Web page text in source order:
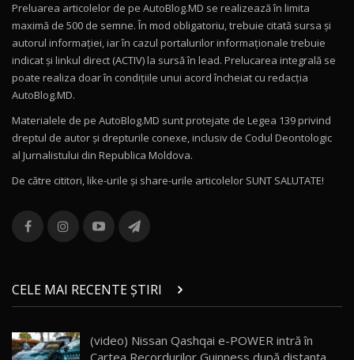
Mercedes-AMG E 53 HYBRID 4MATIC+ / Test
Drive AutoBlog.MD
16:27
11
Noul Volvo ES90 / Test Drive AutoBlog.MD
12
Noul MG HS / Test Drive AutoBlog.MD
16:48
13
combină aventura cu luxul / AutoBlog.MD
36:08
chinez care face lumea să se întoarcă după el
/ AutoBlog.MD
17:27
15 14:37
Preluarea articolelor de pe AutoBlog.MD se realizează în limita
maximă de 500 de semne. În mod obligatoriu, trebuie citată sursa și
autorul informației, iar în cazul portalurilor informaționale trebuie
indicat și linkul direct (ACTIV) la sursă în lead. Prelucarea integrală se
poate realiza doar în condițiile unui acord încheiat cu redacţia
AutoBlog.MD.
Materialele de pe AutoBlog.MD sunt protejate de Legea 139 privind
dreptul de autor și drepturile conexe, inclusiv de Codul Deontologic
al Jurnalistului din Republica Moldova.
De către cititori, like-urile şi share-urile articolelor SUNT SALUTATE!
CELE MAI RECENTE ȘTIRI
(video) Nissan Qashqai e-POWER intră în
Cartea Recordurilor Guinness după distanța